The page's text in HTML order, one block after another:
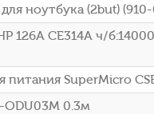
ноутбука (2but)
126A CE314A ч/
питания SuperMicro
ODU03M 0.3м